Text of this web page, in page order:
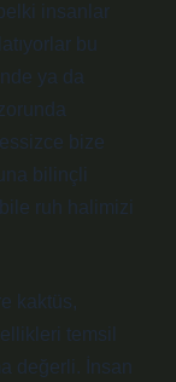
insanlar
bu
ya da
bize
bilinçli
ruh halimizi
kaktüs,
temsil
değerli. İnsan